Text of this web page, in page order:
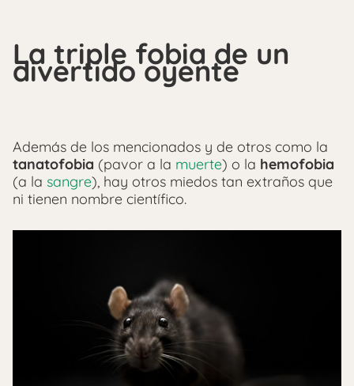
La triple fobia de un
divertido oyente
Además de los mencionados y de otros como la
tanatofobia (pavor a la muerte) o la hemofobia
(a la sangre), hay otros miedos tan extraños que
ni tienen nombre científico.